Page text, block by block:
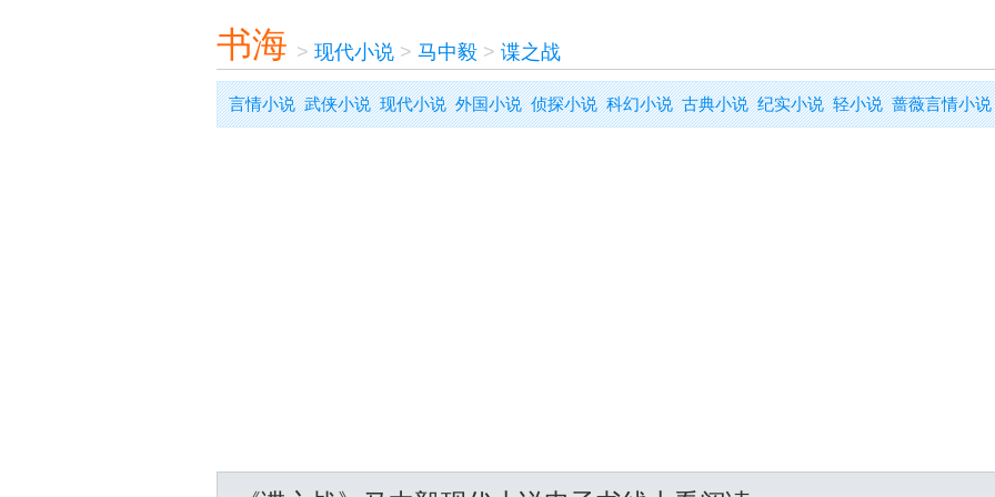
书海 > 现代小说> 马中毅> 谍之战
言情小说 武侠小说 现代小说 外国小说 侦探小说 科幻小说 古典小说 纪实小说 轻小说 蔷薇言情小说